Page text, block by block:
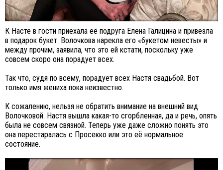
К Насте в гости приехала её подруга Елена Галицина и привезла
в подарок букет. Волочкова нарекла его «букетом невесты» и
между прочим, заявила, что это ей кстати, поскольку уже
совсем скоро она порадует всех.
Так что, судя по всему, порадует всех Настя свадьбой. Вот
только имя жениха пока неизвестно.
К сожалению, нельзя не обратить внимание на внешний вид
Волочковой. Настя вышла какая-то сгорбленная, да и речь, опять
была не совсем связной. Теперь уже даже сложно понять это
она перестаралась с Просекко или это её нормальное
состояние.